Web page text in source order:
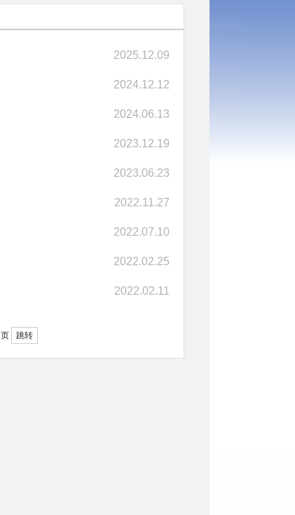
2025.12.09
2024.12.12
2024.06.13
2023.12.19
2023.06.23
2022.11.27
2022.07.10
2022.02.25
2022.02.11
页 跳转